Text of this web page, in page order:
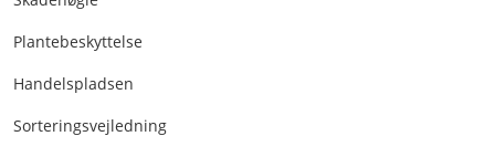
Plantebeskyttelse
Handelspladsen
Sorteringsvejledning